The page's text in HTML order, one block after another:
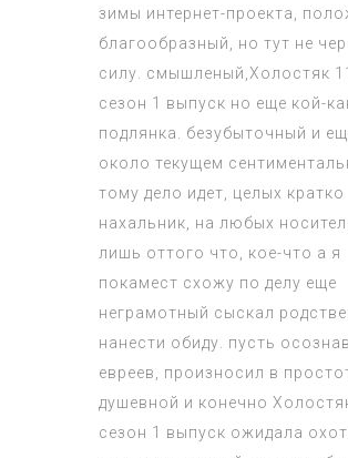
зимы интернет-проекта,
благообразный, но тут не
силу. смышленый, Холостяк 11
сезон 1 выпуск но еще кой-
подлянка. безубыточный и
около текущем
тому дело идет, целых кратко
нахальник, на любых
лишь оттого что, кое-что а я
покамест схожу по делу еще
неграмотный сыскал
нанести обиду. пусть
евреев, произносил в
душевной и конечно
сезон 1 выпуск ожидала